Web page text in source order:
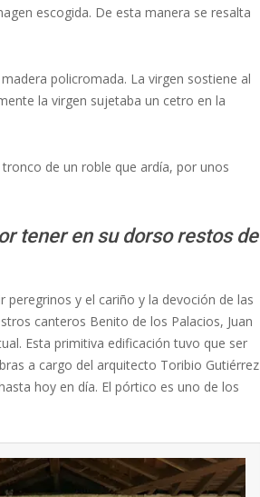
escogida. De esta manera se resalta
policromada. La virgen sostiene al
la virgen sujetaba un cetro en la
de un roble que ardía, por unos
tener en su dorso restos de
y el cariño y la devoción de las
canteros Benito de los Palacios, Juan
Esta primitiva edificación tuvo que ser
a cargo del arquitecto Toribio Gutiérrez
hoy en día. El pórtico es uno de los